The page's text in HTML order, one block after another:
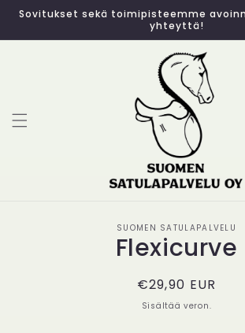
siirry
Sovitukset sekä toimipisteemme
yhteyttä!
SUOMEN SATULAPALVELU
Flexicurve
Normaalihinta
€29,90 EUR
Sisältää veron.